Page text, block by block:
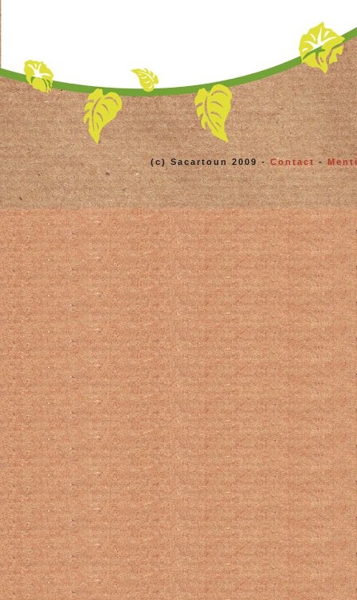
(c) Sacartoun 2009 -Contact -